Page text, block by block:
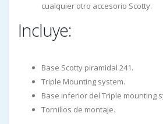
cualquier otro accesorio Scotty.
Incluye:
Base Scotty piramidal 241.
Triple Mounting system.
Base inferior del Triple mounting
Tornillos de montaje.